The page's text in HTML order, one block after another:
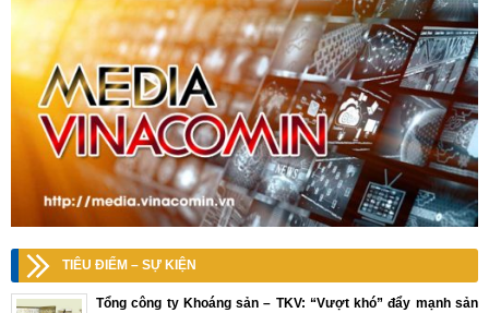
TIÊU ĐIỂM – SỰ KIỆN
Tổng công ty Khoáng sản – TKV: “Vượt khó” đẩy mạnh sản